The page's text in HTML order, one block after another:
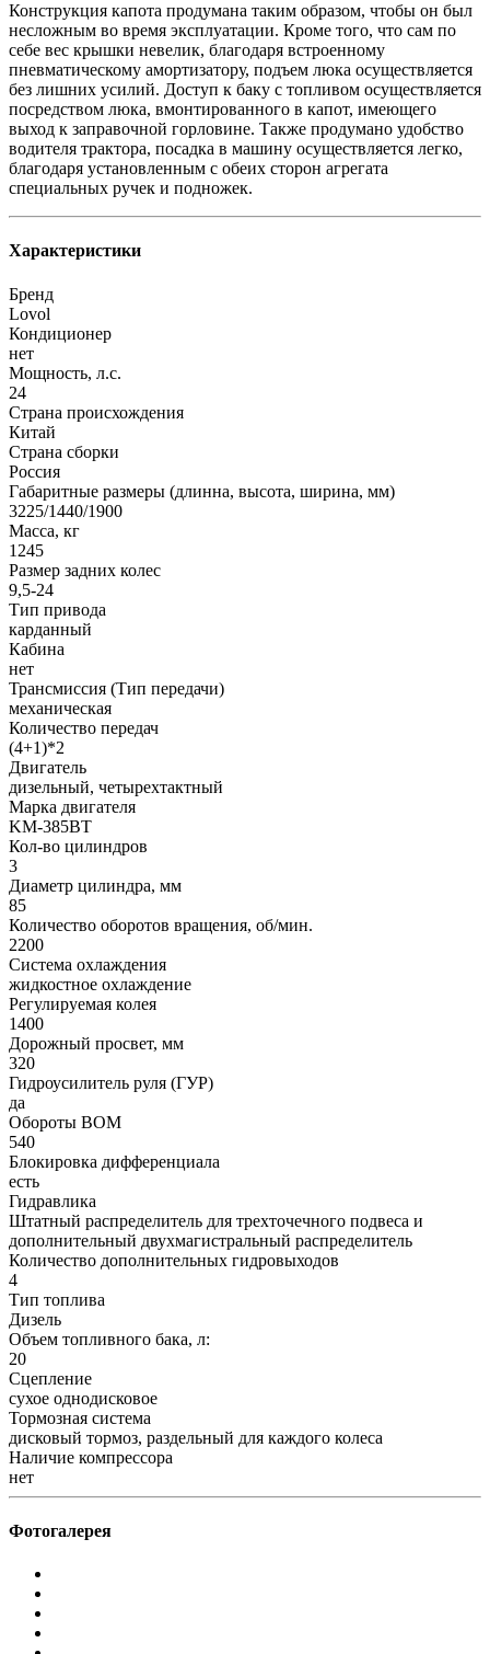
Конструкция капота продумана таким образом, чтобы он был
несложным во время эксплуатации. Кроме того, что сам по
себе вес крышки невелик, благодаря встроенному
пневматическому амортизатору, подъем люка осуществляется
без лишних усилий. Доступ к баку с топливом осуществляется
посредством люка, вмонтированного в капот, имеющего
выход к заправочной горловине. Также продумано удобство
водителя трактора, посадка в машину осуществляется легко,
благодаря установленным с обеих сторон агрегата
специальных ручек и подножек.
Характеристики
Бренд
Lovol
Кондиционер
нет
Мощность, л.с.
24
Страна происхождения
Китай
Страна сборки
Россия
Габаритные размеры (длинна, высота, ширина, мм)
3225/1440/1900
Масса, кг
1245
Размер задних колес
9,5-24
Тип привода
карданный
Кабина
нет
Трансмиссия (Тип передачи)
механическая
Количество передач
(4+1)*2
Двигатель
дизельный, четырехтактный
Марка двигателя
KM-385ВТ
Кол-во цилиндров
3
Диаметр цилиндра, мм
85
Количество оборотов вращения, об/мин.
2200
Система охлаждения
жидкостное охлаждение
Регулируемая колея
1400
Дорожный просвет, мм
320
Гидроусилитель руля (ГУР)
да
Обороты ВОМ
540
Блокировка дифференциала
есть
Гидравлика
Штатный распределитель для трехточечного подвеса и
дополнительный двухмагистральный распределитель
Количество дополнительных гидровыходов
4
Тип топлива
Дизель
Объем топливного бака, л:
20
Сцепление
сухое однодисковое
Тормозная система
дисковый тормоз, раздельный для каждого колеса
Наличие компрессора
нет
Фотогалерея